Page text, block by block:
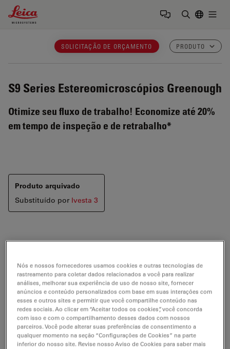
Leica Microsystems Logo
SOLICITAÇÃO DE ORÇAMENTO PRODUTO
S9 Series Estereomicroscópios Greenough
Otimize seu fluxo de trabalho! Economize até 20%
em tempo de inspeção e de retrabalho*
Produto arquivado
Substituído por Ivesta 3
atender os requisitos do cliente a fim de permanecer
competitivo pode ser bastante desafiador. A Leica
desenvolveu a série de estereomicroscópios S9 para
ajudá-lo a enfrentar estes desafios.
Com esta nova geração de estereomicroscópios
Greenough, os operadores conseguirão visualizar
detalhes de forma mais rápida pois usam menos
Nós e nossos fornecedores usamos cookies e outras tecnologias de
rastreamento para coletar dados relacionados a você para realizar
análises, melhorar sua experiência de uso de nosso site, fornecer
anúncios e conteúdo personalizados com base em suas interações com
esses e outros sites e permitir que você compartilhe conteúdo nas
redes sociais. Ao clicar em “Aceitar todos os cookies”, você concorda
com isso e com o compartilhamento desses dados com nossos
parceiros. Você pode alterar suas preferências de consentimento a
qualquer momento na seção “Configurações de Cookies” na parte
inferior do nosso site. Revise nosso Aviso de Cookies para saber mais